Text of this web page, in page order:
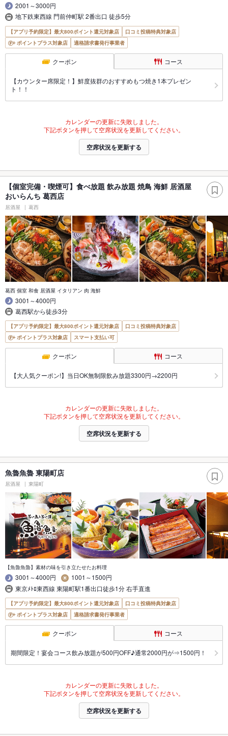
2001～3000円
地下鉄東西線 門前仲町駅 2番出口 徒歩5分
【アプリ予約限定】最大800ポイント還元対象店
口コミ投稿特典対象店
ポイントプラス対象店
適格請求書発行事業者
クーポン コース
【カウンター席限定！】鮮度抜群のおすすめもつ焼き1本プレゼン
ト！！
カレンダーの更新に失敗しました。
下記ボタンを押して空席状況を更新してください。
空席状況を更新する
【個室完備・喫煙可】食べ放題 飲み放題 焼鳥 海鮮 居酒屋
おいらんち 葛西店
居酒屋 葛西
葛西 個室 和食 居酒屋 イタリアン 肉 海鮮
3001～4000円
葛西駅から徒歩3分
【アプリ予約限定】最大800ポイント還元対象店
口コミ投稿特典対象店
ポイントプラス対象店
スマート支払い可
クーポン コース
【大人気クーポン!】当日OK無制限飲み放題3300円→2200円
カレンダーの更新に失敗しました。
下記ボタンを押して空席状況を更新してください。
空席状況を更新する
魚魯魚魯 東陽町店
居酒屋 東陽町
【魚魯魚魯】素材の味を引き立たせたお料理
3001～4000円
1001～1500円
東京ﾒﾄﾛ東西線 東陽町駅1番出口徒歩1分 右手直進
【アプリ予約限定】最大800ポイント還元対象店
口コミ投稿特典対象店
ポイントプラス対象店
適格請求書発行事業者
クーポン コース
期間限定！宴会コース飲み放題が500円OFF♪通常2000円が⇒1500円！
カレンダーの更新に失敗しました。
下記ボタンを押して空席状況を更新してください。
空席状況を更新する